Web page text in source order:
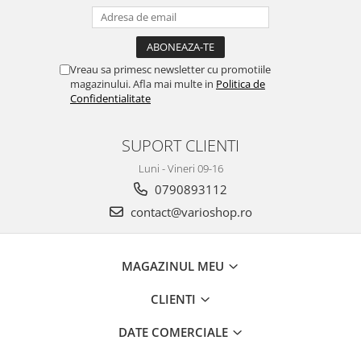
Umerase pentru haine si suporturi
Curatenie, Organizare si
Decoratiuni si petreceri
Accesorii decorative
Vreau sa primesc newsletter cu promotiile
magazinului. Afla mai multe in Politica de
Confidentialitate
SUPORT CLIENTI
Luni - Vineri 09-16
0790893112
contact@varioshop.ro
MAGAZINUL MEU
CLIENTI
DATE COMERCIALE